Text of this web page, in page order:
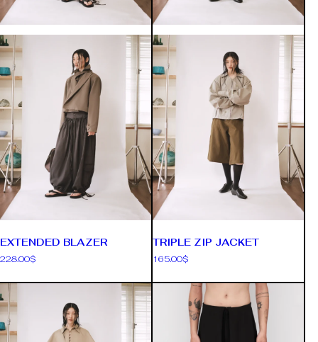
EXTENDED BLAZER
228.00$
TRIPLE ZIP JACKET
165.00$